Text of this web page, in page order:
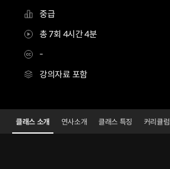
중급
총 7회 4시간 4분
-
강의자료 포함
파티셰 강석기2 Details
Configuration Information Shortcuts
클래스 소개 연사소개 클래스 특징 커리큘럼